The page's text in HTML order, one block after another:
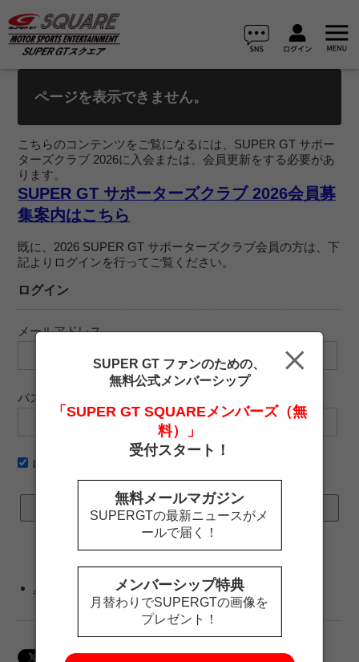
ページを表示できません。
こちらのコンテンツをご覧になるには、SUPER GT サポー
ターズクラブ 2026に入会または、会員更新をする必要があ
ります。
SUPER GT サポーターズクラブ 2026会員募
集案内はこちら
既に、2026 SUPER GT サポーターズクラブ会員の方は、下
記よりログインを行ってご覧ください。
ログイン
メールアドレス
パスワード
ログイン情報を記憶
パスワードをお忘れですか ?
SUPER GT ファンのための、
無料公式メンバーシップ
「SUPER GT SQUAREメンバーズ（無
料）」
受付スタート！
無料メールマガジン
SUPERGTの最新ニュースがメ
ールで届く！
メンバーシップ特典
月替わりでSUPERGTの画像を
プレゼント！